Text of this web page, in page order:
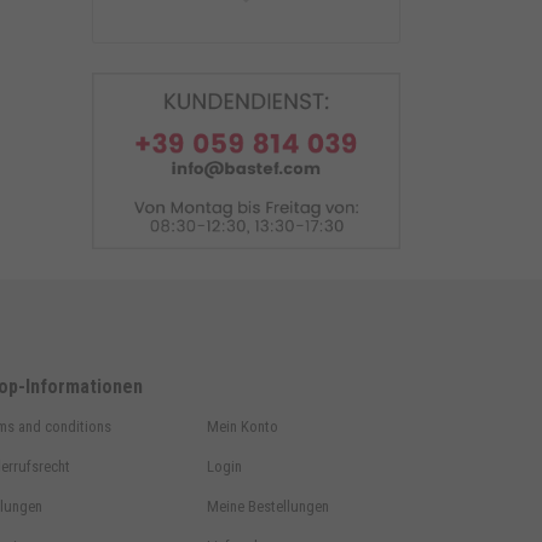
vorne Kegeladap
Informationen
and conditions Mein Konto
Login
Meine Bestellungen